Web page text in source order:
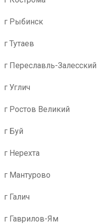
г Рыбинск
г Тутаев
г Переславль-Залесский
г Углич
г Ростов Великий
г Буй
г Нерехта
г Мантурово
г Галич
г Гаврилов-Ям